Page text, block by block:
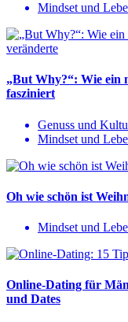
Mindset und
„But Why?“: Wie ein
fasziniert
Genuss und
Mindset und
Oh wie schön ist
Mindset und
Online-Dating für
und Dates